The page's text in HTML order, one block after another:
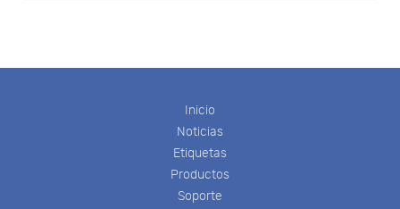
Inicio
Noticias
Etiquetas
Productos
Soporte